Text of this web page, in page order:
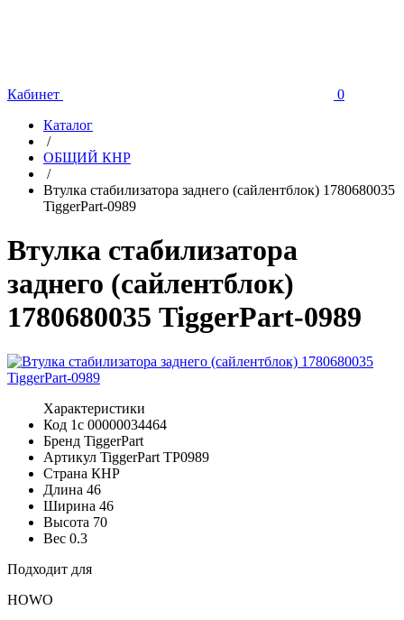
Кабинет
0
Каталог
/
ОБЩИЙ КНР
/
Втулка стабилизатора заднего (сайлентблок) 1780680035
TiggerPart-0989
Втулка стабилизатора
заднего (сайлентблок)
1780680035 TiggerPart-0989
Характеристики
Код 1с 00000034464
Бренд TiggerPart
Артикул TiggerPart TP0989
Страна КНР
Длина 46
Ширина 46
Высота 70
Вес 0.3
Подходит для
HOWO